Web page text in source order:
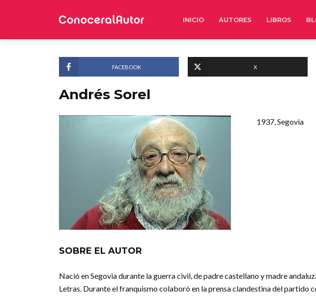
INICIO AUTORES LIBROS
FACEBOOK X
Andrés Sorel
1937, Segovia
SOBRE EL AUTOR
Nació en Segovia durante la guerra civil, de padre castellano y madre
Letras. Durante el franquismo colaboró en la prensa clandestina del partido